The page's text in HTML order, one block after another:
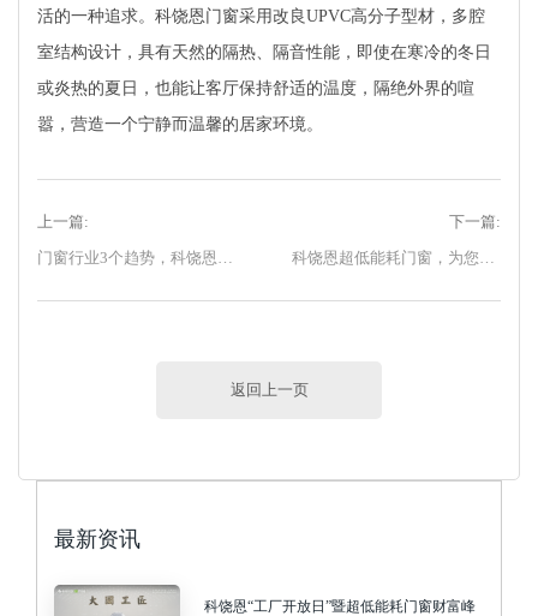
活的一种追求。科饶恩门窗采用改良UPVC高分子型材，多腔
室结构设计，具有天然的隔热、隔音性能，即使在寒冷的冬日
或炎热的夏日，也能让客厅保持舒适的温度，隔绝外界的喧
嚣，营造一个宁静而温馨的居家环境。
上一篇:
门窗行业3个趋势，科饶恩门窗永不止步！
下一篇:
科饶恩超低能耗门窗，为您守护安静舒适的家
返回上一页
最新资讯
科饶恩“工厂开放日”暨超低能耗门窗财富峰